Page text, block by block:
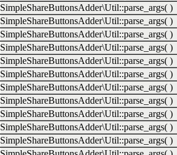
SimpleShareButtonsAdder\Util::parse_args( )
SimpleShareButtonsAdder\Util::parse_args( )
SimpleShareButtonsAdder\Util::parse_args( )
SimpleShareButtonsAdder\Util::parse_args( )
SimpleShareButtonsAdder\Util::parse_args( )
SimpleShareButtonsAdder\Util::parse_args( )
SimpleShareButtonsAdder\Util::parse_args( )
SimpleShareButtonsAdder\Util::parse_args( )
SimpleShareButtonsAdder\Util::parse_args( )
SimpleShareButtonsAdder\Util::parse_args( )
SimpleShareButtonsAdder\Util::parse_args( )